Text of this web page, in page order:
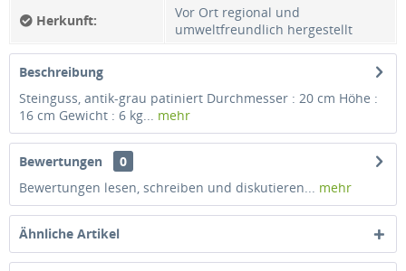
Herkunft:
Vor Ort regional und
umweltfreundlich hergestellt
Beschreibung
Steinguss, antik-grau patiniert Durchmesser : 20 cm Höhe :
16 cm Gewicht : 6 kg... mehr
Bewertungen
0
Bewertungen lesen, schreiben und diskutieren... mehr
Ähnliche Artikel